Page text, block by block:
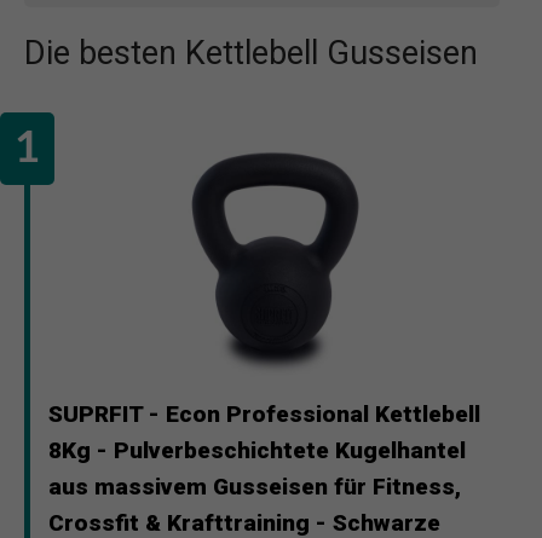
Die besten Kettlebell Gusseisen
SUPRFIT - Econ Professional Kettlebell
8Kg - Pulverbeschichtete Kugelhantel
aus massivem Gusseisen für Fitness,
Crossfit & Krafttraining - Schwarze